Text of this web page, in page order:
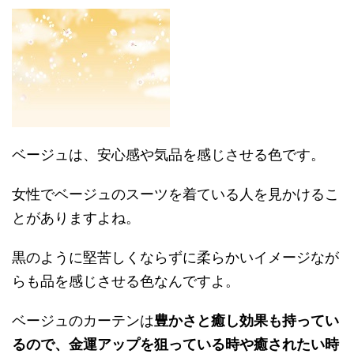
ベージュは、安心感や気品を感じさせる色です。
女性でベージュのスーツを着ている人を見かけるこ
とがありますよね。
黒のように堅苦しくならずに柔らかいイメージなが
らも品を感じさせる色なんですよ。
ベージュのカーテンは豊かさと癒し効果も持ってい
るので、金運アップを狙っている時や癒されたい時